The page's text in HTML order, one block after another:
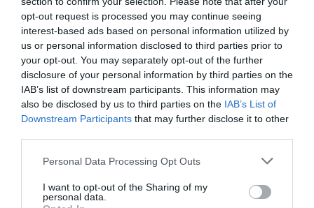
opt-out request is processed you may continue seeing
interest-based ads based on personal information utilized by
us or personal information disclosed to third parties prior to
your opt-out. You may separately opt-out of the further
disclosure of your personal information by third parties on the
IAB’s list of downstream participants. This information may
also be disclosed by us to third parties on the IAB’s List of
Downstream Participants that may further disclose it to other
Please note that this website/app uses one or more Google
not limited to your visit or usage behaviour. You may click to
grant or deny consent to Google and its third-party tags to
Personal Data Processing Opt Outs
I want to opt-out of the Sharing of my
personal data.
következő Six Senses Place egy teljesen más
hangulatú városban, mégpedig Tel-Avivban nyílik
majd.
A hotel alagsorában elhelyezett Six
Senses Spa egy teljes szintet foglal el